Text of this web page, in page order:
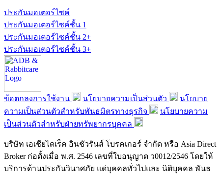
ประกันมอเตอร์ไซค์
ประกันมอเตอร์ไซค์ชั้น 1
ประกันมอเตอร์ไซค์ชั้น 2+
ประกันมอเตอร์ไซค์ชั้น 3+
ข้อตกลงการใช้งาน นโยบายความเป็นส่วนตัว
นโยบาย
ความเป็นส่วนตัวสำหรับพันธมิตรทางธุรกิจ
นโยบายความ
เป็นส่วนตัวสำหรับฝ่ายทรัพยากรบุคคล
บริษัท เอเชียไดเร็ค อินชัวรันส์ โบรคเกอร์ จำกัด หรือ Asia Direct
Broker ก่อตั้งเมื่อ พ.ศ. 2546 เลขที่ใบอนุญาต ว0012/2546 โดยให้
บริการด้านประกันวินาศภัย แด่บุคคลทั่วไปและ นิติบุคคล พันธ